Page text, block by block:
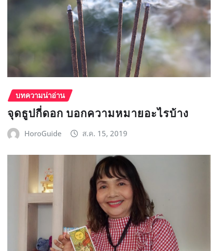
บทความน่าอ่าน
จุดธูปกี่ดอก บอกความหมายอะไรบ้าง
HoroGuide ส.ค. 15, 2019